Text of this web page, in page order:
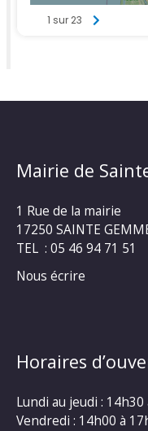
Mairie de
1 Rue de la mairie
17250 SAINTE
TEL : 05 46 94 71 51
Nous écrire
Horaires
Lundi au jeudi : 14h30
Vendredi : 14h00 à